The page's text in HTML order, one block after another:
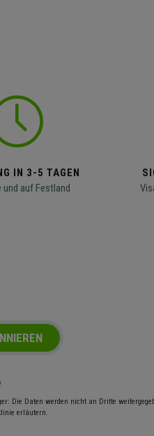
IN 3-5 TAGEN
und auf Festland
Die Daten werden nicht an Dritte
erläutern.